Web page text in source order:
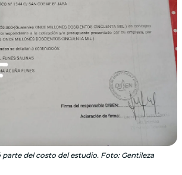
del costo del estudio. Foto: Gentileza